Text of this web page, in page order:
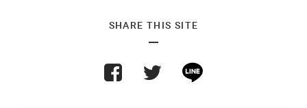
SHARE THIS SITE